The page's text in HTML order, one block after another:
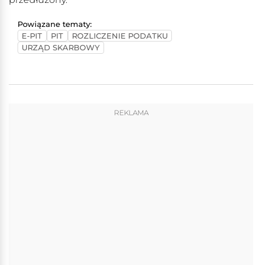
Powiązane tematy:
E-PIT
PIT
ROZLICZENIE PODATKU
URZĄD SKARBOWY
REKLAMA